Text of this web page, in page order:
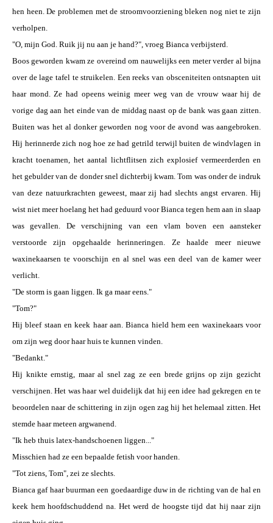
hen heen. De problemen met de stroomvoorziening bleken nog niet te zijn
verholpen.
"O, mijn God. Ruik jij nu aan je hand?", vroeg Bianca verbijsterd.
Boos geworden kwam ze overeind om nauwelijks een meter verder al bijna
over de lage tafel te struikelen. Een reeks van obsceniteiten ontsnapten uit
haar mond. Ze had opeens weinig meer weg van de vrouw waar hij de
vorige dag aan het einde van de middag naast op de bank was gaan zitten.
Buiten was het al donker geworden nog voor de avond was aangebroken.
Hij herinnerde zich nog hoe ze had getrild terwijl buiten de windvlagen in
kracht toenamen, het aantal lichtflitsen zich explosief vermeerderden en
het gebulder van de donder snel dichterbij kwam. Tom was onder de indruk
van deze natuurkrachten geweest, maar zij had slechts angst ervaren. Hij
wist niet meer hoelang het had geduurd voor Bianca tegen hem aan in slaap
was gevallen. De verschijning van een vlam boven een aansteker
verstoorde zijn opgehaalde herinneringen. Ze haalde meer nieuwe
waxinekaarsen te voorschijn en al snel was een deel van de kamer weer
verlicht.
"De storm is gaan liggen. Ik ga maar eens."
"Tom?"
Hij bleef staan en keek haar aan. Bianca hield hem een waxinekaars voor
om zijn weg door haar huis te kunnen vinden.
"Bedankt."
Hij knikte ernstig, maar al snel zag ze een brede grijns op zijn gezicht
verschijnen. Het was haar wel duidelijk dat hij een idee had gekregen en te
beoordelen naar de schittering in zijn ogen zag hij het helemaal zitten. Het
stemde haar meteen argwanend.
"Ik heb thuis latex-handschoenen liggen..."
Misschien had ze een bepaalde fetish voor handen.
"Tot ziens, Tom", zei ze slechts.
Bianca gaf haar buurman een goedaardige duw in de richting van de hal en
keek hem hoofdschuddend na. Het werd de hoogste tijd dat hij naar zijn